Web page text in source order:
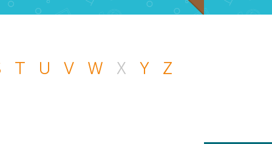
T U V W X Y Z